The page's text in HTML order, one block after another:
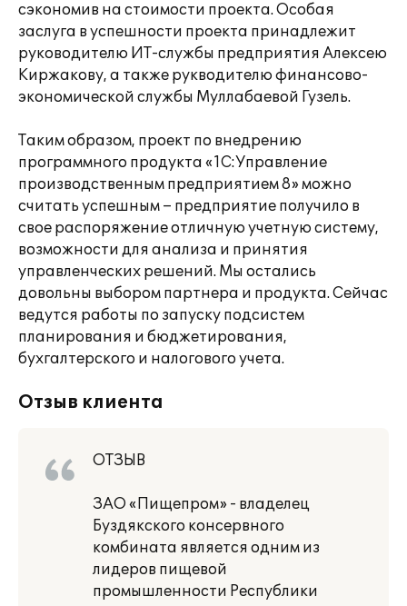
сэкономив на стоимости проекта. Особая
заслуга в успешности проекта принадлежит
руководителю ИТ-службы предприятия Алексею
Киржакову, а также рукводителю финансово-
экономической службы Муллабаевой Гузель.
Таким образом, проект по внедрению
программного продукта «1С:Управление
производственным предприятием 8» можно
считать успешным – предприятие получило в
свое распоряжение отличную учетную систему,
возможности для анализа и принятия
управленческих решений. Мы остались
довольны выбором партнера и продукта. Сейчас
ведутся работы по запуску подсистем
планирования и бюджетирования,
бухгалтерского и налогового учета.
Отзыв клиента
ОТЗЫВ
ЗАО «Пищепром» - владелец
Буздякского консервного
комбината является одним из
лидеров пищевой
промышленности Республики